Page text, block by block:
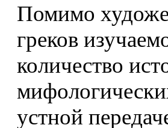
Помимо
греков
количество
устной